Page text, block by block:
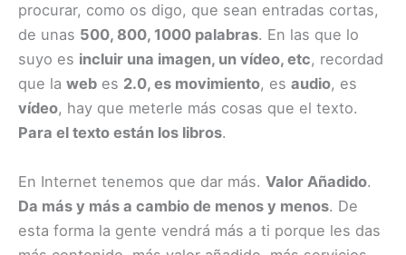
procurar, como os digo, que sean entradas cortas,
de unas 500, 800, 1000 palabras. En las que lo
suyo es incluir una imagen, un vídeo, etc, recordad
que la web es 2.0, es movimiento, es audio, es
vídeo, hay que meterle más cosas que el texto.
Para el texto están los libros.
En Internet tenemos que dar más. Valor Añadido.
Da más y más a cambio de menos y menos. De
esta forma la gente vendrá más a ti porque les das